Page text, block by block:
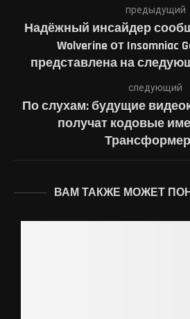
предыдущий
Надёжный инсайдер
Wolverine от Insomniac
представлена на
следующий
По слухам: будущие
получат кодовые
ВАМ ТАКЖЕ МОЖЕТ